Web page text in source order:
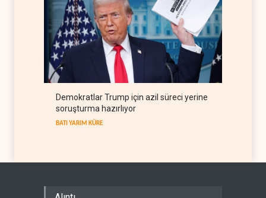
Demokratlar Trump için azil süreci yerine
soruşturma hazırlıyor
BATI YARIM KÜRE